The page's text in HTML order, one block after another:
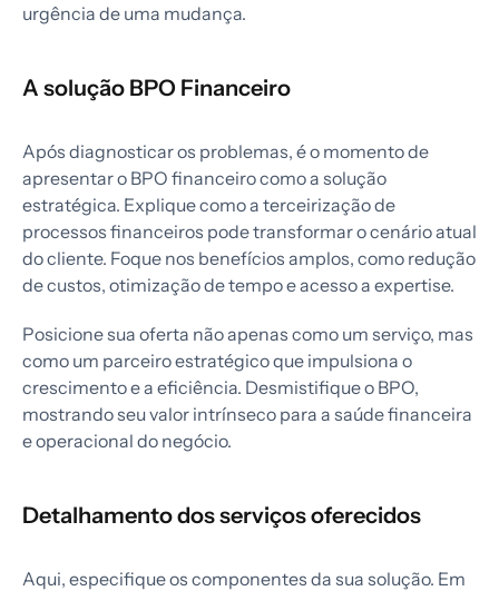
urgência de uma mudança.
A solução BPO Financeiro
Após diagnosticar os problemas, é o momento de
apresentar o BPO financeiro como a solução
estratégica. Explique como a terceirização de
processos financeiros pode transformar o cenário atual
do cliente. Foque nos benefícios amplos, como redução
de custos, otimização de tempo e acesso a expertise.
Posicione sua oferta não apenas como um serviço, mas
como um parceiro estratégico que impulsiona o
crescimento e a eficiência. Desmistifique o BPO,
mostrando seu valor intrínseco para a saúde financeira
e operacional do negócio.
Detalhamento dos serviços oferecidos
Aqui, especifique os componentes da sua solução. Em